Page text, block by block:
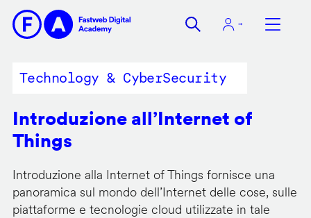
contenuto
Technology & CyberSecurity
Introduzione all’Internet of
Things
Introduzione alla Internet of Things fornisce una
panoramica sul mondo dell’Internet delle cose, sulle
piattaforme e tecnologie cloud utilizzate in tale